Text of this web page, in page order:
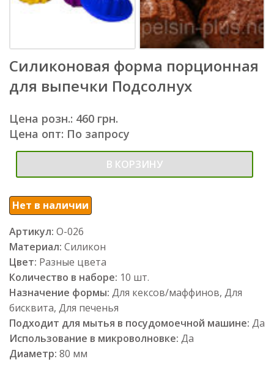
Силиконовая форма порционная
для выпечки Подсолнух
Цена розн.: 460 грн.
Цена опт: По запросу
В КОРЗИНУ
Нет в наличии
Артикул: О-026
Материал: Силикон
Цвет: Разные цвета
Количество в наборе: 10 шт.
Назначение формы: Для кексов/маффинов, Для
бисквита, Для печенья
Подходит для мытья в посудомоечной машине: Да
Использование в микроволновке: Да
Диаметр: 80 мм